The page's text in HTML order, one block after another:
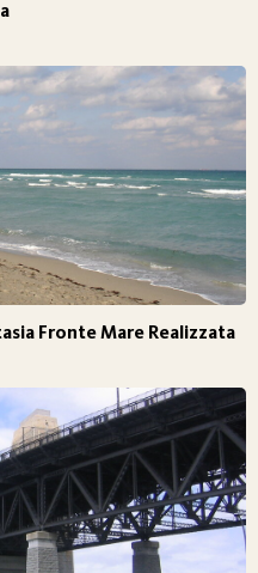
Fronte Mare Realizzata